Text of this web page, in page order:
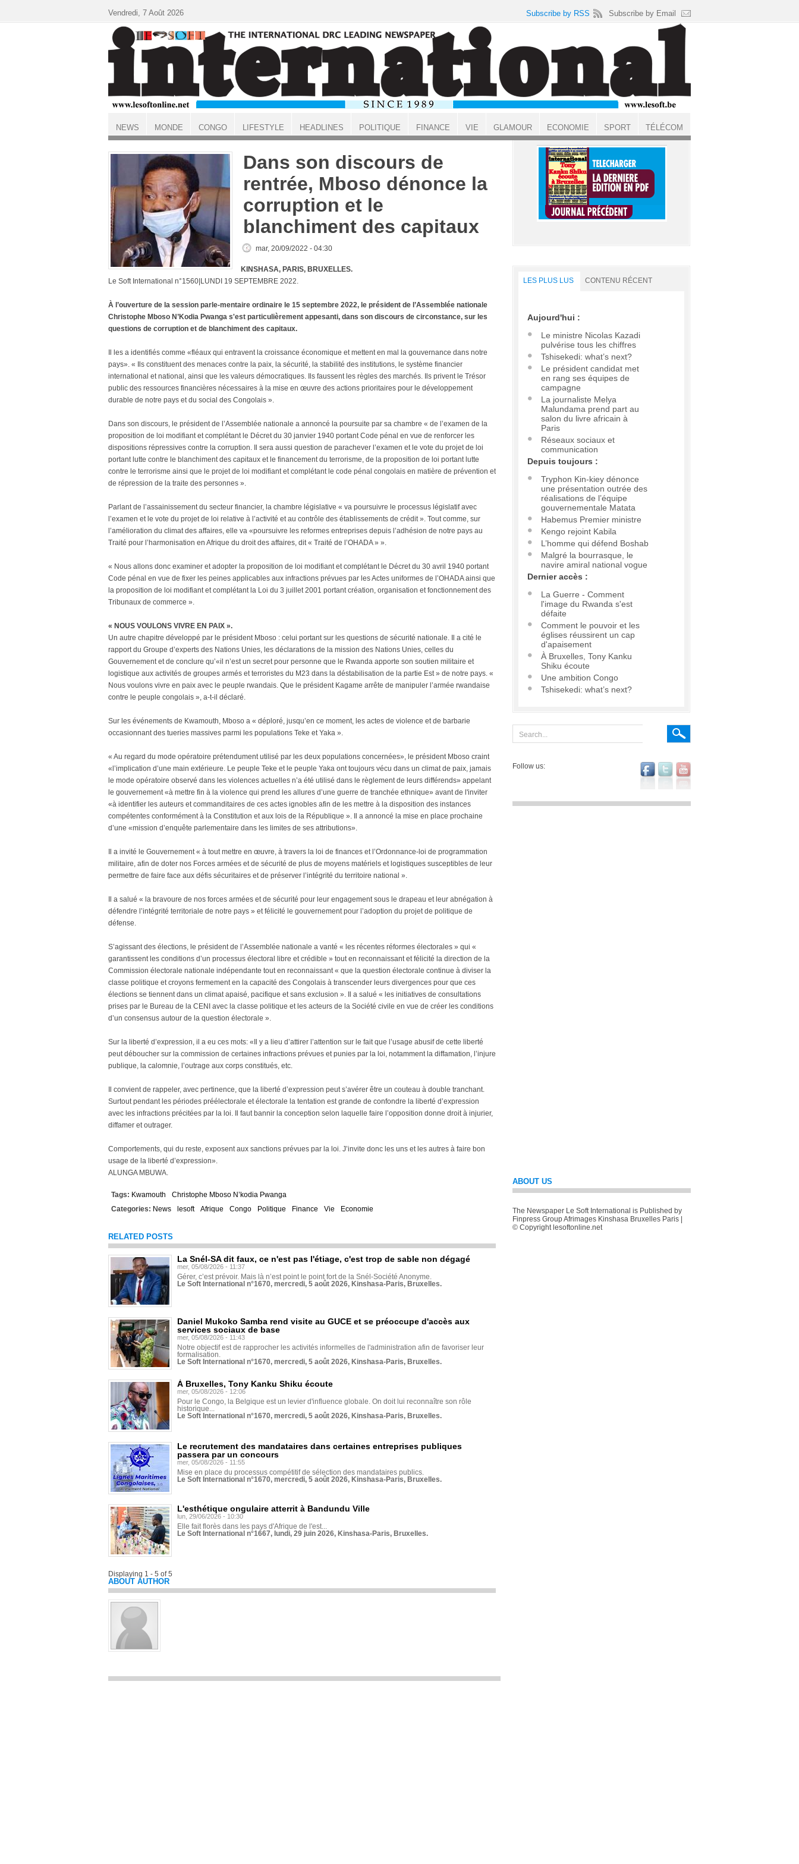
ACCUEIL
Dans son discours de
rentrée, Mboso dénonce la
corruption et le
blanchiment des capitaux
mar, 20/09/2022 - 04:30
KINSHASA, PARIS, BRUXELLES.
Le Soft International n°1560|LUNDI 19 SEPTEMBRE 2022.
À l’ouverture de la session parle-mentaire ordinaire le 15 septembre 2022, le président de l’Assemblée nationale
Christophe Mboso N’Kodia Pwanga s'est particulièrement appesanti, dans son discours de circonstance, sur les
questions de corruption et de blanchiment des capitaux.
Il les a identifiés comme «fléaux qui entravent la croissance économique et mettent en mal la gouvernance dans notre
pays». « Ils constituent des menaces contre la paix, la sécurité, la stabilité des institutions, le système financier
international et national, ainsi que les valeurs démocratiques. Ils faussent les règles des marchés. Ils privent le Trésor
public des ressources financières nécessaires à la mise en œuvre des actions prioritaires pour le développement
durable de notre pays et du social des Congolais ».
Dans son discours, le président de l’Assemblée nationale a annoncé la poursuite par sa chambre « de l’examen de la
proposition de loi modifiant et complétant le Décret du 30 janvier 1940 portant Code pénal en vue de renforcer les
dispositions répressives contre la corruption. Il sera aussi question de parachever l’examen et le vote du projet de loi
portant lutte contre le blanchiment des capitaux et le financement du terrorisme, de la proposition de loi portant lutte
contre le terrorisme ainsi que le projet de loi modifiant et complétant le code pénal congolais en matière de prévention et
de répression de la traite des personnes ».
Parlant de l’assainissement du secteur financier, la chambre législative « va poursuivre le processus législatif avec
l’examen et le vote du projet de loi relative à l’activité et au contrôle des établissements de crédit ». Tout comme, sur
l’amélioration du climat des affaires, elle va «poursuivre les reformes entreprises depuis l’adhésion de notre pays au
Traité pour l’harmonisation en Afrique du droit des affaires, dit « Traité de l’OHADA » ».
« Nous allons donc examiner et adopter la proposition de loi modifiant et complétant le Décret du 30 avril 1940 portant
Code pénal en vue de fixer les peines applicables aux infractions prévues par les Actes uniformes de l’OHADA ainsi que
la proposition de loi modifiant et complétant la Loi du 3 juillet 2001 portant création, organisation et fonctionnement des
Tribunaux de commerce ».
« NOUS VOULONS VIVRE EN PAIX ».
Un autre chapitre développé par le président Mboso : celui portant sur les questions de sécurité nationale. Il a cité le
rapport du Groupe d’experts des Nations Unies, les déclarations de la mission des Nations Unies, celles du
Gouvernement et de conclure qu’«il n’est un secret pour personne que le Rwanda apporte son soutien militaire et
logistique aux activités de groupes armés et terroristes du M23 dans la déstabilisation de la partie Est » de notre pays. «
Nous voulons vivre en paix avec le peuple rwandais. Que le président Kagame arrête de manipuler l’armée rwandaise
contre le peuple congolais », a-t-il déclaré.
Sur les événements de Kwamouth, Mboso a « déploré, jusqu’en ce moment, les actes de violence et de barbarie
occasionnant des tueries massives parmi les populations Teke et Yaka ».
« Au regard du mode opératoire prétendument utilisé par les deux populations concernées», le président Mboso craint
«l’implication d’une main extérieure. Le peuple Teke et le peuple Yaka ont toujours vécu dans un climat de paix, jamais
le mode opératoire observé dans les violences actuelles n’a été utilisé dans le règlement de leurs différends» appelant
le gouvernement «à mettre fin à la violence qui prend les allures d’une guerre de tranchée ethnique» avant de l'inviter
«à identifier les auteurs et commanditaires de ces actes ignobles afin de les mettre à la disposition des instances
compétentes conformément à la Constitution et aux lois de la République ». Il a annoncé la mise en place prochaine
d’une «mission d’enquête parlementaire dans les limites de ses attributions».
Il a invité le Gouvernement « à tout mettre en œuvre, à travers la loi de finances et l’Ordonnance-loi de programmation
militaire, afin de doter nos Forces armées et de sécurité de plus de moyens matériels et logistiques susceptibles de leur
permettre de faire face aux défis sécuritaires et de préserver l’intégrité du territoire national ».
Il a salué « la bravoure de nos forces armées et de sécurité pour leur engagement sous le drapeau et leur abnégation à
défendre l’intégrité territoriale de notre pays » et félicité le gouvernement pour l’adoption du projet de politique de
défense.
S’agissant des élections, le président de l’Assemblée nationale a vanté « les récentes réformes électorales » qui «
garantissent les conditions d’un processus électoral libre et crédible » tout en reconnaissant et félicité la direction de la
Commission électorale nationale indépendante tout en reconnaissant « que la question électorale continue à diviser la
classe politique et croyons fermement en la capacité des Congolais à transcender leurs divergences pour que ces
élections se tiennent dans un climat apaisé, pacifique et sans exclusion ». Il a salué « les initiatives de consultations
prises par le Bureau de la CENI avec la classe politique et les acteurs de la Société civile en vue de créer les conditions
d’un consensus autour de la question électorale ».
Sur la liberté d’expression, il a eu ces mots: «Il y a lieu d’attirer l’attention sur le fait que l’usage abusif de cette liberté
peut déboucher sur la commission de certaines infractions prévues et punies par la loi, notamment la diffamation, l’injure
publique, la calomnie, l’outrage aux corps constitués, etc.
Il convient de rappeler, avec pertinence, que la liberté d’expression peut s’avérer être un couteau à double tranchant.
Surtout pendant les périodes préélectorale et électorale la tentation est grande de confondre la liberté d’expression
avec les infractions précitées par la loi. Il faut bannir la conception selon laquelle faire l’opposition donne droit à injurier,
diffamer et outrager.
Comportements, qui du reste, exposent aux sanctions prévues par la loi. J’invite donc les uns et les autres à faire bon
usage de la liberté d’expression».
ALUNGA MBUWA.
Tags: Kwamouth
Christophe Mboso N’kodia Pwanga
Categories: News lesoft Afrique Congo Politique Finance Vie Economie
RELATED POSTS
La Snél-SA dit faux, ce n'est pas l'étiage, c'est trop de sable non dégagé
mer, 05/08/2026 - 11:37
Gérer, c’est prévoir. Mais là n’est point le point fort de la Snél-Société Anonyme.
Le Soft International n°1670, mercredi, 5 août 2026, Kinshasa-Paris, Bruxelles.
Daniel Mukoko Samba rend visite au GUCE et se préoccupe d'accès aux
services sociaux de base
mer, 05/08/2026 - 11:43
Notre objectif est de rapprocher les activités informelles de l'administration afin de favoriser leur
formalisation.
Le Soft International n°1670, mercredi, 5 août 2026, Kinshasa-Paris, Bruxelles.
À Bruxelles, Tony Kanku Shiku écoute
mer, 05/08/2026 - 12:06
Pour le Congo, la Belgique est un levier d'influence globale. On doit lui reconnaître son rôle
historique...
Le Soft International n°1670, mercredi, 5 août 2026, Kinshasa-Paris, Bruxelles.
Le recrutement des mandataires dans certaines entreprises publiques
passera par un concours
mer, 05/08/2026 - 11:55
Mise en place du processus compétitif de sélection des mandataires publics.
Le Soft International n°1670, mercredi, 5 août 2026, Kinshasa-Paris, Bruxelles.
L'esthétique ongulaire atterrit à Bandundu Ville
lun, 29/06/2026 - 10:30
Elle fait florès dans les pays d'Afrique de l'est...
Le Soft International n°1667, lundi, 29 juin 2026, Kinshasa-Paris, Bruxelles.
Displaying 1 - 5 of 5
ABOUT AUTHOR
LES PLUS LUS CONTENU RÉCENT
Aujourd'hui :
Le ministre Nicolas Kazadi
pulvérise tous les chiffres
Tshisekedi: what’s next?
Le président candidat met
en rang ses équipes de
campagne
La journaliste Melya
Malundama prend part au
salon du livre africain à
Paris
Réseaux sociaux et
communication
Depuis toujours :
Tryphon Kin-kiey dénonce
une présentation outrée des
réalisations de l’équipe
gouvernementale Matata
Habemus Premier ministre
Kengo rejoint Kabila
L’homme qui défend Boshab
Malgré la bourrasque, le
navire amiral national vogue
Dernier accès :
La Guerre - Comment
l'image du Rwanda s'est
défaite
Comment le pouvoir et les
églises réussirent un cap
d'apaisement
À Bruxelles, Tony Kanku
Shiku écoute
Une ambition Congo
Tshisekedi: what’s next?
Follow us:
ABOUT US
The Newspaper Le Soft International is Published by
Finpress Group Afrimages Kinshasa Bruxelles Paris |
© Copyright lesoftonline.net
Vendredi, 7 Août 2026 Subscribe by RSS Subscribe by Email
NEWS MONDE CONGO LIFESTYLE HEADLINES POLITIQUE FINANCE VIE GLAMOUR ECONOMIE SPORT TÉLÉCOM